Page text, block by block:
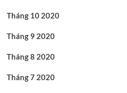
Tháng 10 2020
Tháng 9 2020
Tháng 8 2020
Tháng 7 2020